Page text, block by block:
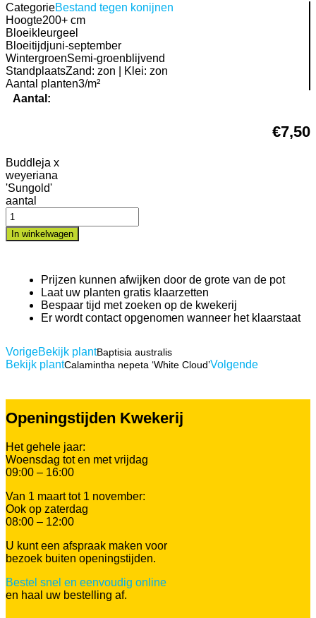
CategorieBestand tegen konijnen
Hoogte200+ cm
Bloeikleurgeel
Bloeitijdjuni-september
WintergroenSemi-groenblijvend
StandplaatsZand: zon | Klei: zon
Aantal planten3/m²
Aantal:
€7,50
Buddleja x
weyeriana
'Sungold'
aantal
In winkelwagen
Prijzen kunnen afwijken door de grote van de pot
Laat uw planten gratis klaarzetten
Bespaar tijd met zoeken op de kwekerij
Er wordt contact opgenomen wanneer het klaarstaat
VorigeBekijk plantBaptisia australis
Bekijk plantCalamintha nepeta ‘White Cloud’Volgende
Openingstijden Kwekerij
Het gehele jaar:
Woensdag tot en met vrijdag
09:00 – 16:00
Van 1 maart tot 1 november:
Ook op zaterdag
08:00 – 12:00
U kunt een afspraak maken voor
bezoek buiten openingstijden.
Bestel snel en eenvoudig online
en haal uw bestelling af.